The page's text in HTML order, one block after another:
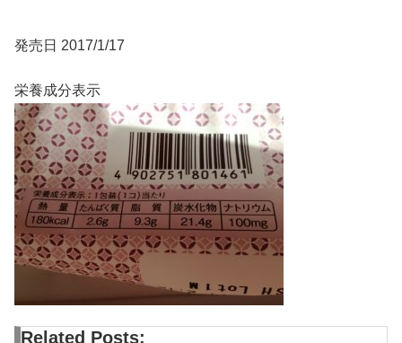
発売日 2017/1/17
栄養成分表示
Related Posts: